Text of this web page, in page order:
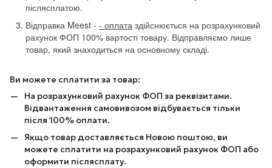
післясплатою.
Відправка Meest - - оплата здійснюється на розрахунковий
рахунок ФОП 100% вартості товару. Відправляємо лише
товар, який знаходиться на основному складі.
Ви можете сплатити за товар:
На розрахунковий рахунок ФОП за реквізитами.
Відвантаження самовивозом відбувається тільки
після 100% оплати.
Якщо товар доставляється Новою поштою, ви
можете сплатити на розрахунковий рахунок ФОП або
оформити післясплату.